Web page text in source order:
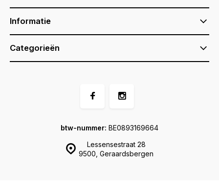
Informatie
Categorieën
Lessensestraat 28
9500, Geraardsbergen
btw-nummer: BE0893169664